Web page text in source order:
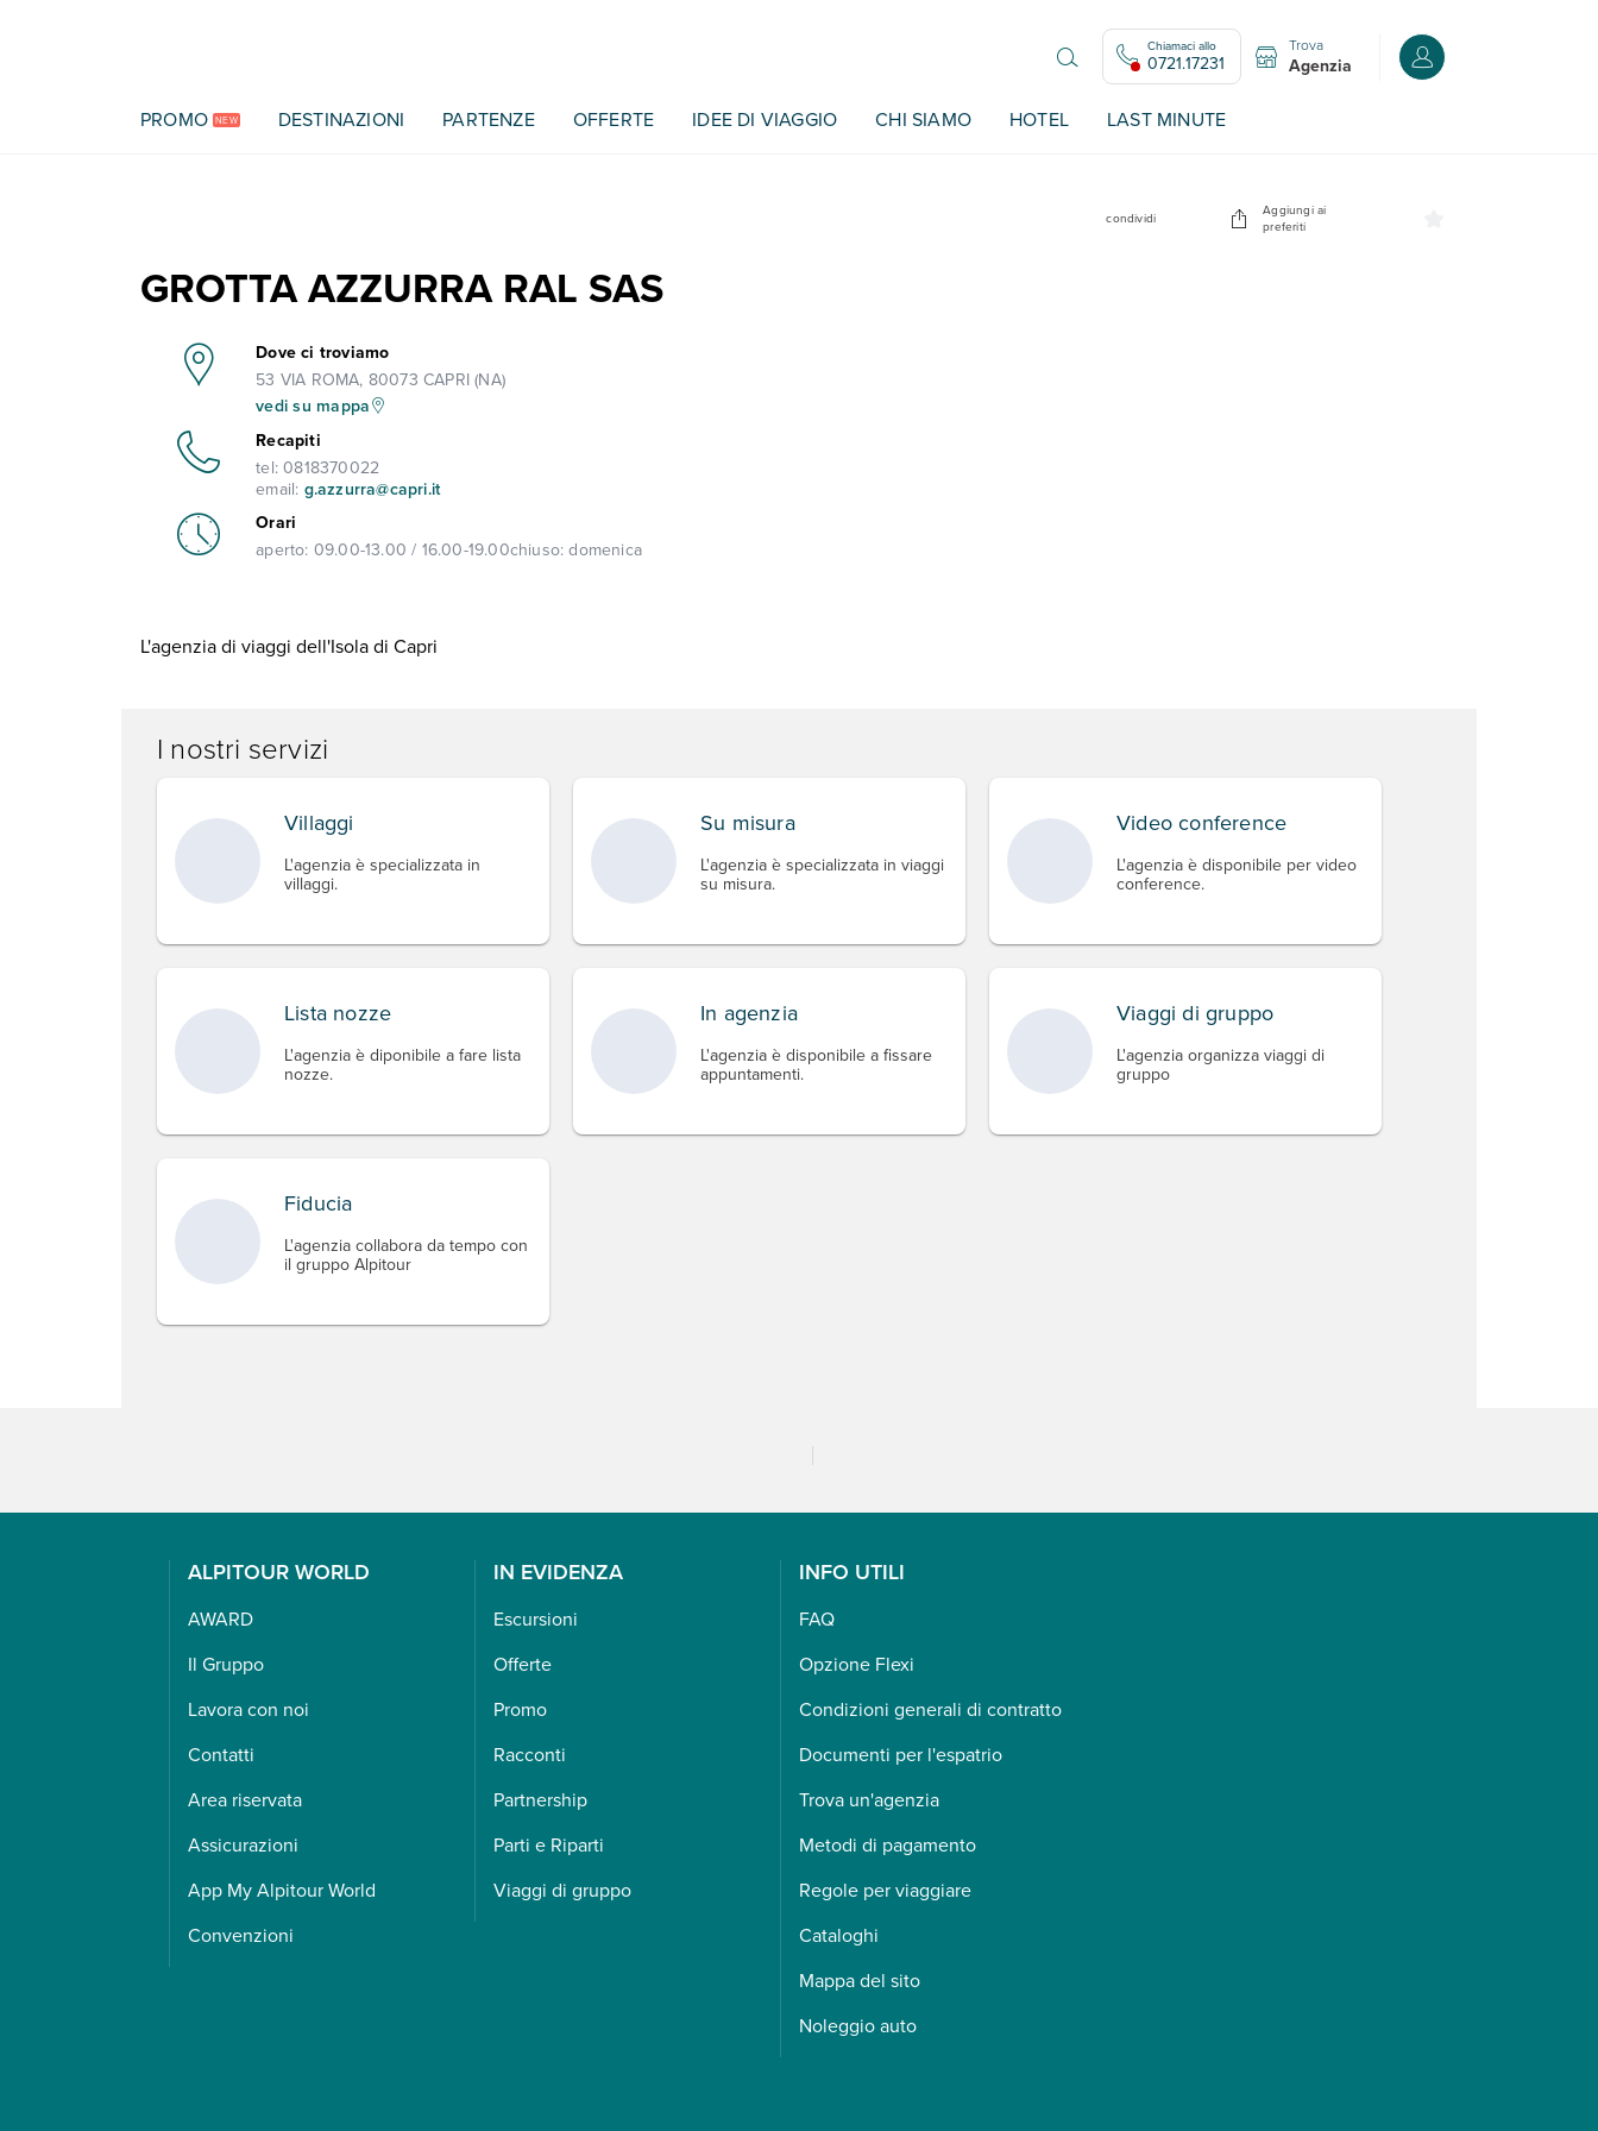
Chiamaci allo
0721.17231
Trova
Agenzia Accedi o registrati
PROMO NEW DESTINAZIONI PARTENZE OFFERTE IDEE DI VIAGGIO CHI SIAMO HOTEL LAST MINUTE
condividi
Aggiungi ai
preferiti
GROTTA AZZURRA RAL SAS
Dove ci troviamo
53 VIA ROMA, 80073 CAPRI (NA)
vedi su mappa
Recapiti
tel:0818370022
email: g.azzurra@capri.it
Orari
aperto: 09.00-13.00 / 16.00-19.00chiuso:domenica
L'agenzia di viaggi dell'Isola di Capri
I nostri servizi
Villaggi
L'agenzia è specializzata in
villaggi.
Su misura
L'agenzia è specializzata in viaggi
su misura.
Video conference
L'agenzia è disponibile per video
conference.
Lista nozze
L'agenzia è diponibile a fare lista
nozze.
In agenzia
L'agenzia è disponibile a fissare
appuntamenti.
Viaggi di gruppo
L'agenzia organizza viaggi di
gruppo
Fiducia
L'agenzia collabora da tempo con
il gruppo Alpitour
ALPITOUR WORLD
AWARD
Il Gruppo
Lavora con noi
Contatti
Area riservata
Assicurazioni
App My Alpitour World
Convenzioni
IN EVIDENZA
Escursioni
Offerte
Promo
Racconti
Partnership
Parti e Riparti
Viaggi di gruppo
INFO UTILI
FAQ
Opzione Flexi
Condizioni generali di contratto
Documenti per l'espatrio
Trova un'agenzia
Metodi di pagamento
Regole per viaggiare
Cataloghi
Mappa del sito
Noleggio auto